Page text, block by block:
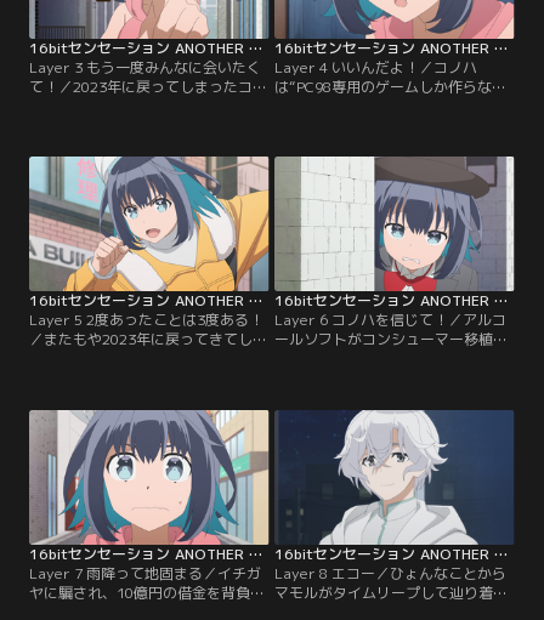
16bitセンセーション ANOTHER LAYER 第03話
Layer 3 もう一度みんなに会いたく
て！／2023年に戻ってしまったコノ
いたのは1996年で…。
16bitセンセーション ANOTHER LAYER 第04話
Layer 4 いいんだよ！／コノハ
は“PC98専用のゲームしか作らな
間にマモルを見失ってしまう……。
夏コミを過ぎると作業が間に合わな
いため、それ以上マモルを待ってい
られない。代わりのプログラマーを
探すか決断を迫られる中、夏コミが
始まる--。
16bitセンセーション ANOTHER LAYER 第05話
Layer 5 2度あったことは3度ある！
／またもや2023年に戻ってきてしま
ゲームクリエイター・イチガヤの手
を借りコンシューマー移植の話が持
ち上がっていた。しかし、マモルは
この件を怪しんでおり……。
16bitセンセーション ANOTHER LAYER 第06話
Layer 6 コノハを信じて！／アルコ
ールソフトがコンシューマー移植作
過去に一緒にゲームを買った冬夜に
出会い話をしている最中、てんちょ
ーが現れコノハも店の中へ。そこで
聞こえてきたのは、てんちょーの怪
しげな話だった。
16bitセンセーション ANOTHER LAYER 第07話
Layer 7 雨降って地固まる／イチガ
ヤに騙され、10億円の借金を背負う
16bitセンセーション ANOTHER LAYER 第08話
Layer 8 エコー／ひょんなことから
マモルがタイムリープして辿り着い